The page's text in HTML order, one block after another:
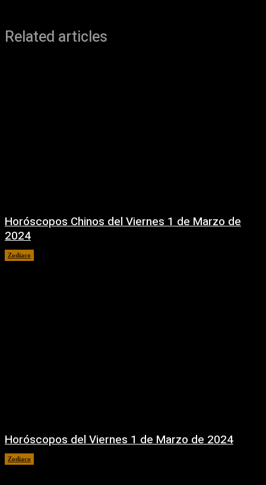
Related articles
Horóscopos Chinos del Viernes 1 de Marzo de
2024
Zodiaco
Horóscopos del Viernes 1 de Marzo de 2024
Zodiaco